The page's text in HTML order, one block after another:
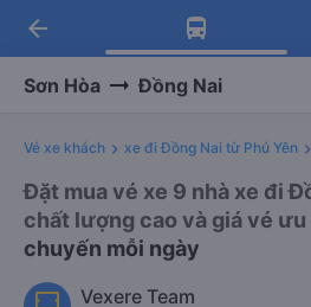
Tải app Vexere
Nhận ưu đãi thành viên
Tải app Vexere
-30k/ghế khi đặt vé
arrow_back
Sơn Hòa Đồng Nai
Vé xe khách xe đi Đồng Nai từ Phú Yên
Đặt mua vé xe 9 nhà xe đi
chất lượng cao và giá vé ưu
chuyến mỗi ngày
Vexere Team